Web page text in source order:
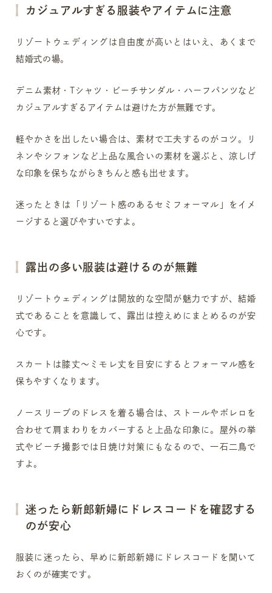
カジュアルすぎる服装やアイテムに注意
リゾートウェディングは自由度が高いとはいえ、あくまで
結婚式の場。
デニム素材・Tシャツ・ビーチサンダル・ハーフパンツなど
カジュアルすぎるアイテムは避けた方が無難です。
軽やかさを出したい場合は、素材で工夫するのがコツ。リ
ネンやシフォンなど上品な風合いの素材を選ぶと、涼しげ
な印象を保ちながらきちんと感も出せます。
迷ったときは「リゾート感のあるセミフォーマル」をイメ
ージすると選びやすいですよ。
露出の多い服装は避けるのが無難
リゾートウェディングは開放的な空間が魅力ですが、結婚
式であることを意識して、露出は控えめにまとめるのが安
心です。
スカートは膝丈〜ミモレ丈を目安にするとフォーマル感を
保ちやすくなります。
ノースリーブのドレスを着る場合は、ストールやボレロを
合わせて肩まわりをカバーすると上品な印象に。屋外の挙
式やビーチ撮影では日焼け対策にもなるので、一石二鳥で
すよ。
迷ったら新郎新婦にドレスコードを確認する
のが安心
服装に迷ったら、早めに新郎新婦にドレスコードを聞いて
おくのが確実です。